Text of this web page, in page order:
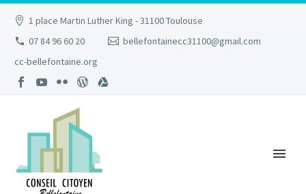
1 place Martin Luther King - 31100 Toulouse
07 84 96 60 20
bellefontainecc31100@gmail.com
cc-bellefontaine.org